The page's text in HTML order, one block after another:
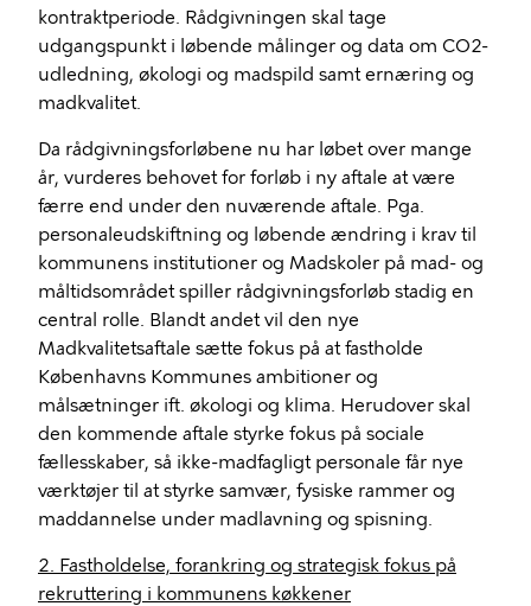
kontraktperiode. Rådgivningen skal tage
udgangspunkt i løbende målinger og data om CO2-
udledning, økologi og madspild samt ernæring og
madkvalitet.
Da rådgivningsforløbene nu har løbet over mange
år, vurderes behovet for forløb i ny aftale at være
færre end under den nuværende aftale. Pga.
personaleudskiftning og løbende ændring i krav til
kommunens institutioner og Madskoler på mad- og
måltidsområdet spiller rådgivningsforløb stadig en
central rolle. Blandt andet vil den nye
Madkvalitetsaftale sætte fokus på at fastholde
Københavns Kommunes ambitioner og
målsætninger ift. økologi og klima. Herudover skal
den kommende aftale styrke fokus på sociale
fællesskaber, så ikke-madfagligt personale får nye
værktøjer til at styrke samvær, fysiske rammer og
maddannelse under madlavning og spisning.
2. Fastholdelse, forankring og strategisk fokus på
rekruttering i kommunens køkkener